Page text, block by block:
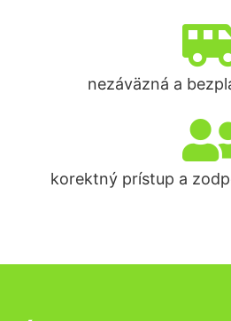
nezáväzná a
korektný prístup a